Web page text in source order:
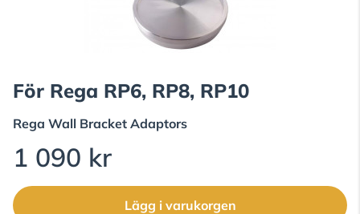
För Rega RP6, RP8, RP10
Rega Wall Bracket Adaptors
1 090 kr
Lägg i varukorgen